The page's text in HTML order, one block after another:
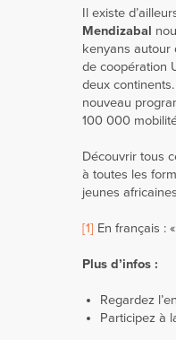
Il existe
Mendizabal
kenyans autour
de coopération
deux continents.
nouveau
100 000
Découvrir tous
à toutes les
jeunes
[1] En français :
Plus d’infos :
Regardez
Participez à